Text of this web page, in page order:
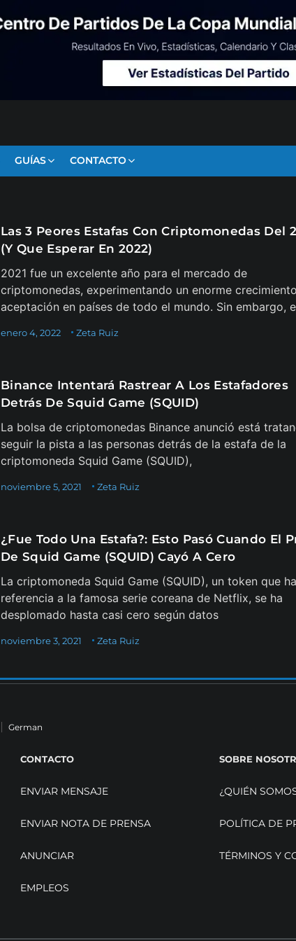
GUÍAS CONTACTO
Las 3 Peores Estafas Con Criptomonedas Del
(Y Que Esperar En 2022)
2021 fue un excelente año para el mercado de
criptomonedas, experimentando un enorme
aceptación en países de todo el mundo. Sin embargo,
Zeta Ruiz
enero 4, 2022
Binance Intentará Rastrear A Los Estafadores
Detrás De Squid Game (SQUID)
La bolsa de criptomonedas Binance anunció está
seguir la pista a las personas detrás de la estafa de la
criptomoneda Squid Game (SQUID),
Zeta Ruiz
noviembre 5, 2021
¿Fue Todo Una Estafa?: Esto Pasó Cuando El
De Squid Game (SQUID) Cayó A Cero
La criptomoneda Squid Game (SQUID), un token que
referencia a la famosa serie coreana de Netflix, se ha
desplomado hasta casi cero según datos
Zeta Ruiz
noviembre 3, 2021
German
CONTACTO
ENVIAR MENSAJE
ENVIAR NOTA DE PRENSA
ANUNCIAR
EMPLEOS
SOBRE
¿QUIÉN
POLÍTICA DE
TÉRMINOS Y